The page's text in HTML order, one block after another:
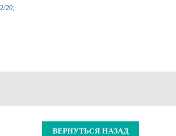
20;
ВЕРНУТЬСЯ НАЗАД